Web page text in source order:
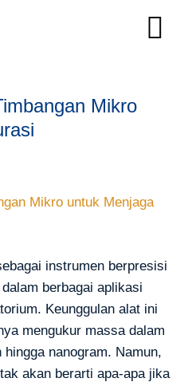
Mikro
instrumen berpresisi
berbagai aplikasi
Keunggulan alat ini
mengukur massa dalam
nanogram. Namun,
akan berarti apa-apa jika